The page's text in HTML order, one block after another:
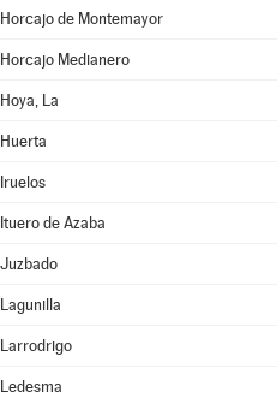
Horcajo de Montemayor
Horcajo Medianero
Hoya, La
Huerta
Iruelos
Ituero de Azaba
Juzbado
Lagunilla
Larrodrigo
Ledesma